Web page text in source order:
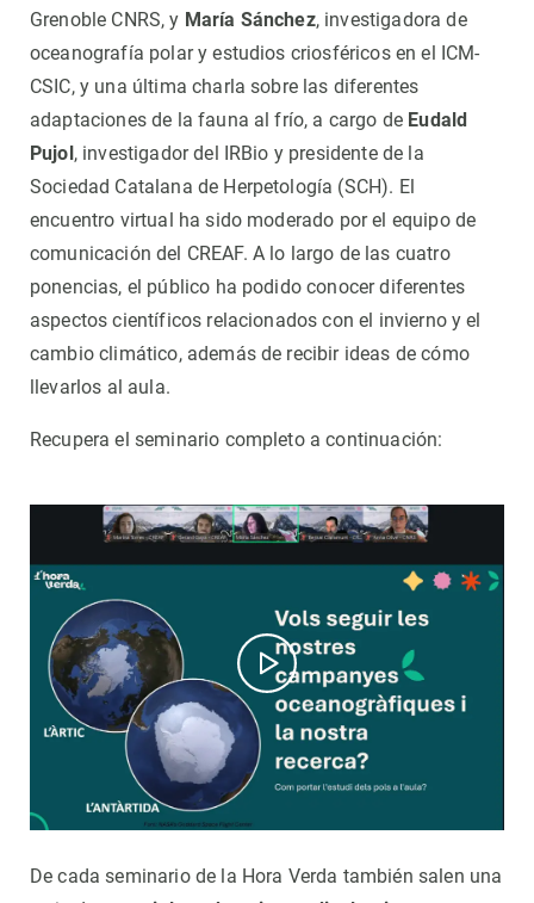
Grenoble CNRS, y María Sánchez, investigadora de
oceanografía polar y estudios criosféricos en el ICM-
CSIC,y una última charla sobre las diferentes
adaptaciones de la fauna al frío, a cargo de Eudald
Pujol , investigador del IRBio y presidente de la
Sociedad Catalana de Herpetología (SCH). El
encuentro virtual ha sido moderado por el equipo de
comunicación del CREAF. A lo largo de las cuatro
ponencias, el público ha podido conocer diferentes
aspectos científicos relacionados con el invierno y el
cambio climático, además de recibir ideas de cómo
llevarlos al aula.
Recupera el seminario completo a continuación:
De cada seminario de la Hora Verda también salen una